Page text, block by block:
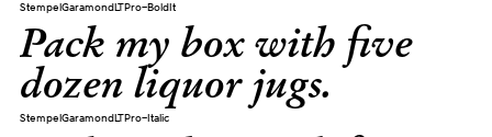
StempelGaramondLTPro-BoldIt
Pack my box with five
dozen liquor jugs.
StempelGaramondLTPro-Italic